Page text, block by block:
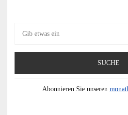
nach:
Abonnieren Sie unseren